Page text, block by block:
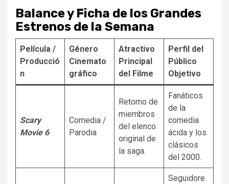
Balance y Ficha de los Grandes
Estrenos de la Semana
Película /
Producció
n
Género
Cinemato
gráfico
Atractivo
Principal
del Filme
Perfil del
Público
Objetivo
Scary
Movie 6
Comedia /
Parodia
Retorno de
miembros
del elenco
original de
la saga.
Fanáticos
de la
comedia
ácida y los
clásicos
del 2000.
Seguidore